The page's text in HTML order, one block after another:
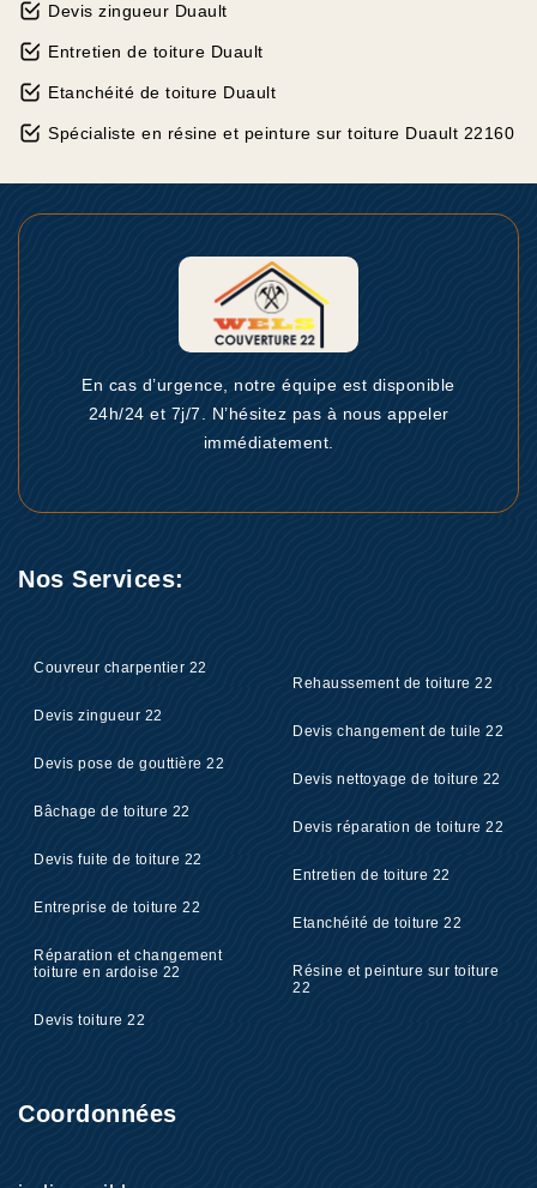
Devis zingueur Duault
Entretien de toiture Duault
Etanchéité de toiture Duault
Spécialiste en résine et peinture sur toiture Duault 22160
En cas d’urgence, notre équipe est disponible
24h/24 et 7j/7. N’hésitez pas à nous appeler
immédiatement.
Nos Services:
Couvreur charpentier 22
Devis zingueur 22
Devis pose de gouttière 22
Bâchage de toiture 22
Devis fuite de toiture 22
Entreprise de toiture 22
Réparation et changement
toiture en ardoise 22
Devis toiture 22
Rehaussement de toiture 22
Devis changement de tuile 22
Devis nettoyage de toiture 22
Devis réparation de toiture 22
Entretien de toiture 22
Etanchéité de toiture 22
Résine et peinture sur toiture
22
Coordonnées